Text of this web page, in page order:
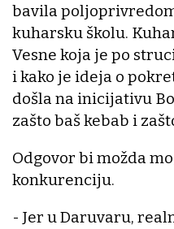
bavila
kuharsku školu.
Vesne koja je po
i kako je ideja o
došla na inicijativu
zašto baš kebab i
Odgovor bi možda
konkurenciju.
- Jer u Daruvaru,